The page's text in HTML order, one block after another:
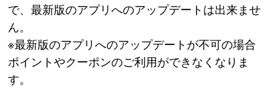
で、最新版のアプリへのアップデートは出来ませ
ん。
※最新版のアプリへのアップデートが不可の場合
ポイントやクーポンのご利用ができなくなりま
す。